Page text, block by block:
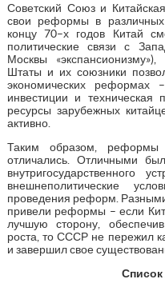
Советский Союз и
свои реформы в различных
концу 70–х годов Китай
политические связи с
Москвы
Штаты и их союзники
экономических реформах
инвестиции и
ресурсы зарубежных
активно.
Таким образом,
отличались. Отличными
внешнеполитические
проведения реформ. Разными
привели реформы – если
лучшую сторону,
роста, то СССР не пережил
и завершил свое
Список